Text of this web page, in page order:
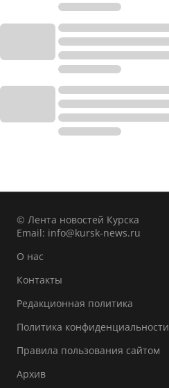
© Лента новостей Курска
Email: info@kursk-news.ru
О нас
Контакты
Редакционная политика
Политика конфиденциальности
Правила пользования сайтом
Архив